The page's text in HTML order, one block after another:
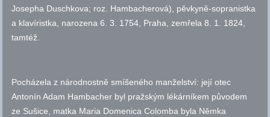
Josepha Duschkova; roz. Hambacherová), pěvkyně-sopranistka
a klavíristka, narozena 6. 3. 1754, Praha, zemřela 8. 1. 1824,
tamtéž.
Pocházela z národnostně smíšeného manželství: její otec
Antonín Adam Hambacher byl pražským lékárníkem původem
ze Sušice, matka Maria Domenica Colomba byla Němka